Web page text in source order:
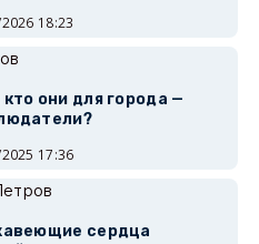
18:23
они для города —
17:36
сердца